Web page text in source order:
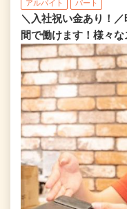
アルバイト パート
＼入社祝い金あり！
間で働けます！様々